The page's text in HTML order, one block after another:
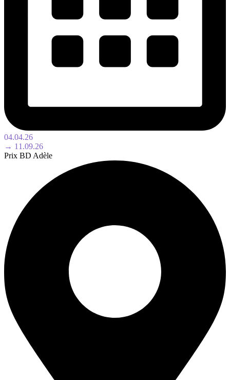
04.04.26
→ 11.09.26
Prix BD Adèle